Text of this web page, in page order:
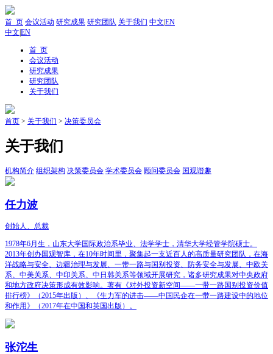
首 页 会议活动 研究成果 研究团队 关于我们 中文 EN
中文 EN
首 页
会议活动
研究成果
研究团队
关于我们
首页 > 关于我们 > 决策委员会
关于我们
机构简介 组织架构 决策委员会 学术委员会 顾问委员会 国观谐趣
任力波
创始人、总裁
1978年6月生，山东大学国际政治系毕业、法学学士，清华大学经管学院硕士。
2013年创办国观智库，在10年时间里，聚集起一支近百人的高质量研究团队，在海
洋战略与安全、边疆治理与发展、一带一路与国别投资、防务安全与发展、中欧关
系、中美关系、中印关系、中日韩关系等领域开展研究，诸多研究成果对中央政府
和地方政府决策形成有效影响。著有《对外投资新空间——一带一路国别投资价值
排行榜》（2015年出版）、《生力军的进击——中国民企在一带一路建设中的地位
和作用》（2017年在中国和英国出版）。
张沱生